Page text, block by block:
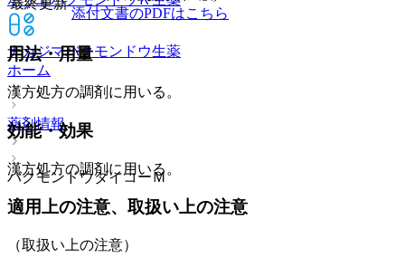
ナカジマバクモンドウ生薬
ホーム
薬剤情報
バクモンドウダイコーＭ
添付文書のPDFはこちら
用法・用量
漢方処方の調剤に用いる。
効能・効果
漢方処方の調剤に用いる。
適用上の注意、取扱い上の注意
（取扱い上の注意）